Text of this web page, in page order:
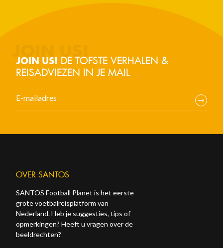
JOIN US! DE TOFSTE VERHALEN &
REISADVIEZEN IN JE MAIL
OVER SANTOS
SANTOS Football Planet is het eerste
grote voetbalreisplatform van
Nederland. Heb je suggesties, tips of
opmerkingen? Heeft u vragen over de
beeldrechten?